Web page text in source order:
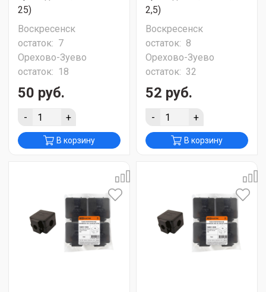
25)
Воскресенск
остаток: 7
Орехово-Зуево
остаток: 18
50 руб.
- +
В корзину
2,5)
Воскресенск
остаток: 8
Орехово-Зуево
остаток: 32
52 руб.
- +
В корзину